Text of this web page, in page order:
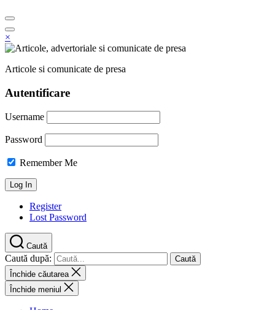
×
Articole si comunicate de presa
Autentificare
Username
Password
Remember Me
Register
Lost Password
Caută
Caută după:
Închide căutarea
Închide meniul